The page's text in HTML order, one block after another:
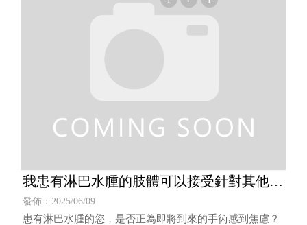
我患有淋巴水腫的肢體可以接受針對其他疾
病的手術嗎？
發佈：2025/06/09
患有淋巴水腫的您，是否正為即將到來的手術感到焦慮？